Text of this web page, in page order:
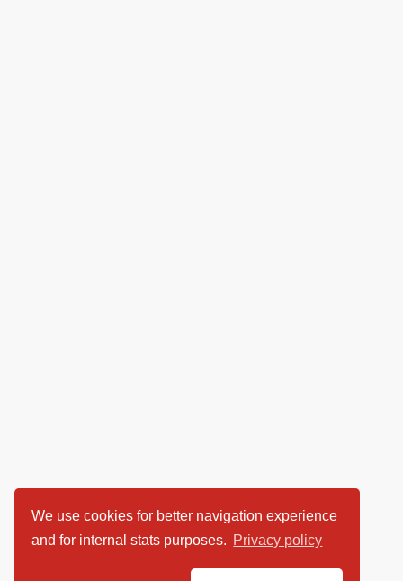
We use cookies for better navigation experience
and for internal stats purposes. Privacy policy